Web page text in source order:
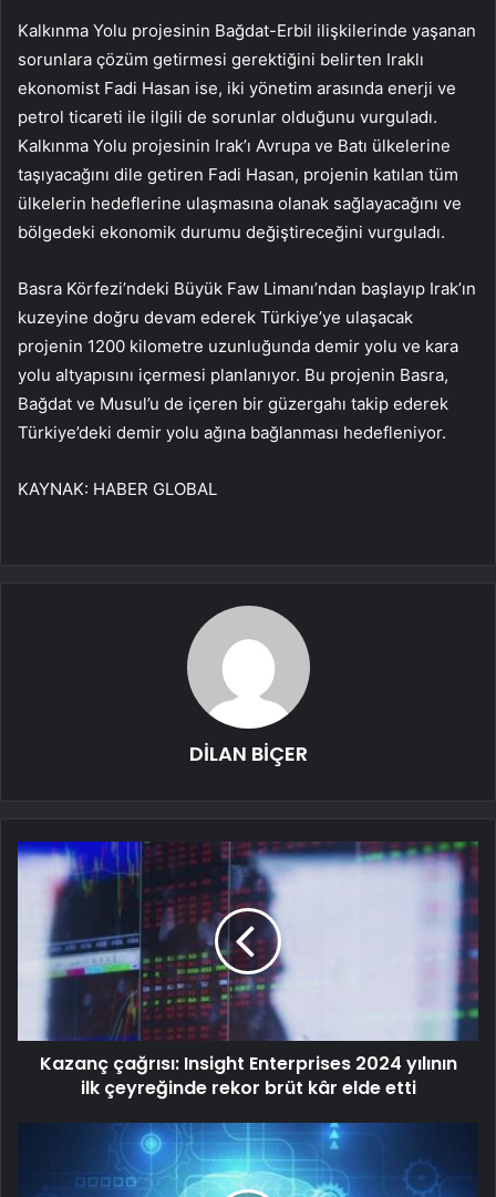
Kalkınma Yolu projesinin Bağdat-Erbil ilişkilerinde yaşanan
sorunlara çözüm getirmesi gerektiğini belirten Iraklı
ekonomist Fadi Hasan ise, iki yönetim arasında enerji ve
petrol ticareti ile ilgili de sorunlar olduğunu vurguladı.
Kalkınma Yolu projesinin Irak’ı Avrupa ve Batı ülkelerine
taşıyacağını dile getiren Fadi Hasan, projenin katılan tüm
ülkelerin hedeflerine ulaşmasına olanak sağlayacağını ve
bölgedeki ekonomik durumu değiştireceğini vurguladı.
Basra Körfezi’ndeki Büyük Faw Limanı’ndan başlayıp Irak’ın
kuzeyine doğru devam ederek Türkiye’ye ulaşacak
projenin 1200 kilometre uzunluğunda demir yolu ve kara
yolu altyapısını içermesi planlanıyor. Bu projenin Basra,
Bağdat ve Musul’u de içeren bir güzergahı takip ederek
Türkiye’deki demir yolu ağına bağlanması hedefleniyor.
KAYNAK: HABER GLOBAL
DİLAN BİÇER
Kazanç çağrısı: Insight Enterprises 2024 yılının
ilk çeyreğinde rekor brüt kâr elde etti